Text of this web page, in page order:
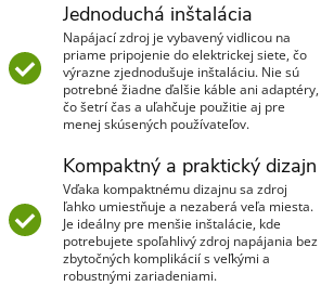
Jednoduchá inštalácia
Napájací zdroj je vybavený vidlicou na
priame pripojenie do elektrickej siete, čo
výrazne zjednodušuje inštaláciu. Nie sú
potrebné žiadne ďalšie káble ani adaptéry,
čo šetrí čas a uľahčuje použitie aj pre
menej skúsených používateľov.
Kompaktný a praktický dizajn
Vďaka kompaktnému dizajnu sa zdroj
ľahko umiestňuje a nezaberá veľa miesta.
Je ideálny pre menšie inštalácie, kde
potrebujete spoľahlivý zdroj napájania bez
zbytočných komplikácií s veľkými a
robustnými zariadeniami.